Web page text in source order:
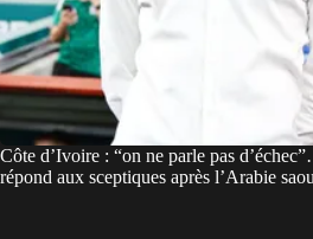
Côte d’Ivoire : “on ne parle pas
répond aux sceptiques après l’Arabie